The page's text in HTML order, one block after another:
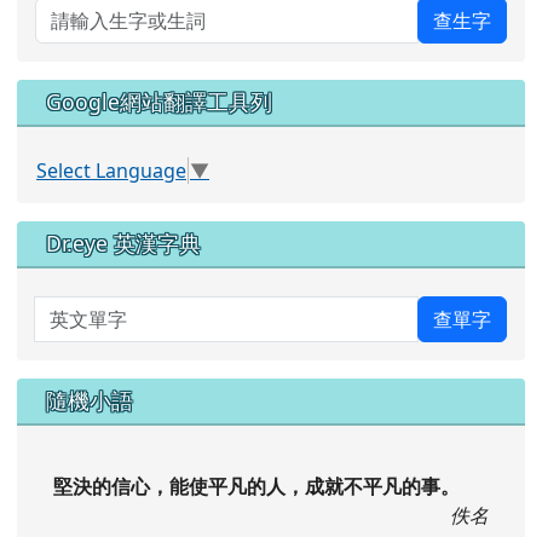
查生字
Google網站翻譯工具列
Select Language▼
Dr.eye 英漢字典
英文單字 查單字
隨機小語
堅決的信心，能使平凡的人，成就不平凡的事。
佚名